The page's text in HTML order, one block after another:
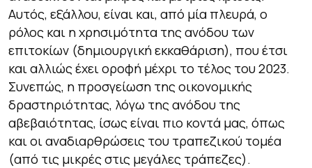
Αυτός, εξάλλου, είναι και, από μία πλευρά, ο
ρόλος και η χρησιμότητα της ανόδου των
επιτοκίων (δημιουργική εκκαθάριση), που έτσι
και αλλιώς έχει οροφή μέχρι το τέλος του 2023.
Συνεπώς, η προσγείωση της οικονομικής
δραστηριότητας, λόγω της ανόδου της
αβεβαιότητας, ίσως είναι πιο κοντά μας, όπως
και οι αναδιαρθρώσεις του τραπεζικού τομέα
(από τις μικρές στις μεγάλες τράπεζες).